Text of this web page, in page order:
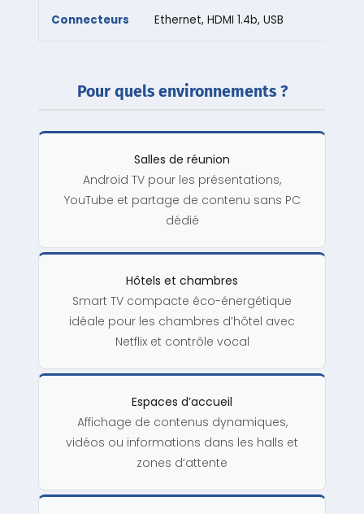
Connecteurs Ethernet, HDMI 1.4b, USB
Pour quels environnements ?
Salles de réunion
Android TV pour les présentations,
YouTube et partage de contenu sans PC
dédié
Hôtels et chambres
Smart TV compacte éco-énergétique
idéale pour les chambres d’hôtel avec
Netflix et contrôle vocal
Espaces d’accueil
Affichage de contenus dynamiques,
vidéos ou informations dans les halls et
zones d’attente